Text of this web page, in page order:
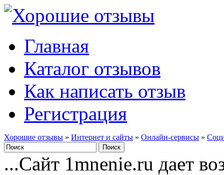
Главная
Каталог отзывов
Как написать отзыв
Регистрация
Хорошие отзывы » Интернет и сайты » Онлайн-сервисы »
...Сайт 1mnenie.ru дает